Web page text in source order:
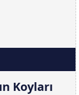
Koyları